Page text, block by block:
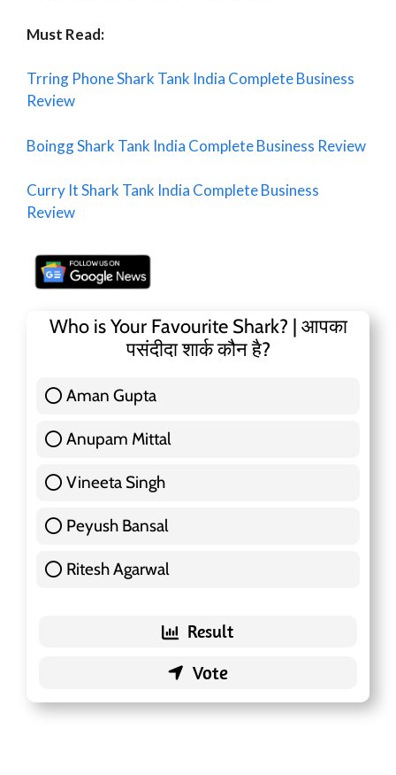
Must Read:
Trring Phone Shark Tank India Complete Business
Review
Boingg Shark Tank India Complete Business Review
Curry It Shark Tank India Complete Business
Review
Who is Your Favourite Shark? | आपका
पसंदीदा शार्क कौन है?
Aman Gupta
Anupam Mittal
Vineeta Singh
Peyush Bansal
Ritesh Agarwal